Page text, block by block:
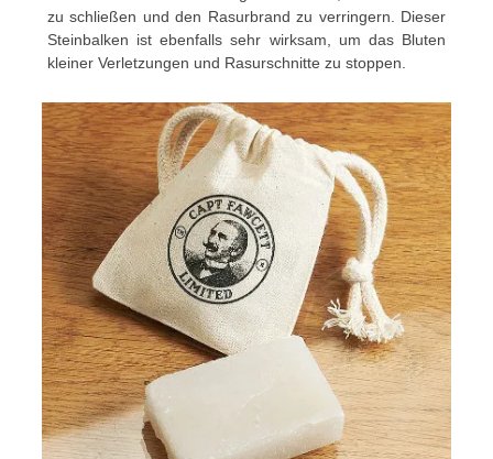
zu schließen und den Rasurbrand zu verringern. Dieser
Steinbalken ist ebenfalls sehr wirksam, um das Bluten
kleiner Verletzungen und Rasurschnitte zu stoppen.